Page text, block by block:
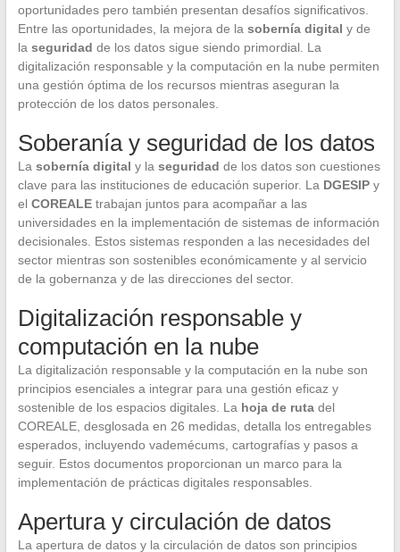
oportunidades pero también presentan desafíos significativos.
Entre las oportunidades, la mejora de la sobernía digital y de
la seguridad de los datos sigue siendo primordial. La
digitalización responsable y la computación en la nube permiten
una gestión óptima de los recursos mientras aseguran la
protección de los datos personales.
Soberanía y seguridad de los datos
La sobernía digital y la seguridad de los datos son cuestiones
clave para las instituciones de educación superior. La DGESIPy
el COREALEtrabajan juntos para acompañar a las
universidades en la implementación de sistemas de información
decisionales. Estos sistemas responden a las necesidades del
sector mientras son sostenibles económicamente y al servicio
de la gobernanza y de las direcciones del sector.
Digitalización responsable y
computación en la nube
La digitalización responsable y la computación en la nube son
principios esenciales a integrar para una gestión eficaz y
sostenible de los espacios digitales. La hoja de rutadel
COREALE, desglosada en 26 medidas, detalla los entregables
esperados, incluyendo vademécums, cartografías y pasos a
seguir. Estos documentos proporcionan un marco para la
implementación de prácticas digitales responsables.
Apertura y circulación de datos
La apertura de datos y la circulación de datos son principios